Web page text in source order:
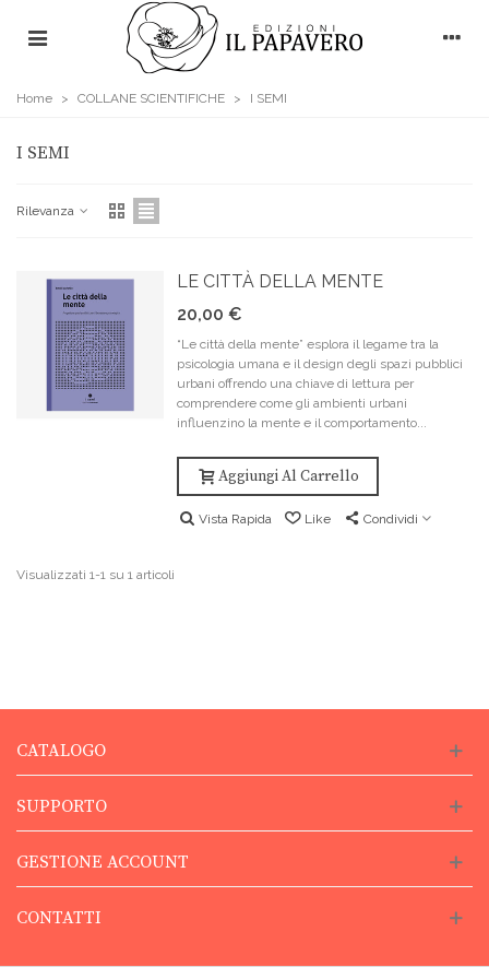
Home > COLLANE SCIENTIFICHE > I SEMI
I SEMI
Rilevanza
LE CITTÀ DELLA MENTE
20,00 €
“Le città della mente” esplora il legame tra la
psicologia umana e il design degli spazi pubblici
urbani offrendo una chiave di lettura per
comprendere come gli ambienti urbani
influenzino la mente e il comportamento...
Aggiungi Al Carrello
Vista Rapida Like Condividi
Visualizzati 1-1 su 1 articoli
CATALOGO
SUPPORTO
GESTIONE ACCOUNT
CONTATTI